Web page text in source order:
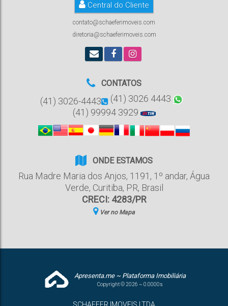
Central do Cliente
contato@schaeferimoveis.com
diretoria@schaeferimoveis.com
CONTATOS
(41) 3026-4443
(41) 3026 4443
(41) 99994 3929
ONDE ESTAMOS
Rua Madre Maria dos Anjos, 1191 , 1º andar, Água
Verde, Curitiba, PR, Brasil
CRECI: 4283/PR
Ver no Mapa
Apresenta.me ~ Plataforma Imobiliária
Copyright © 2026 ~ 0.0000s